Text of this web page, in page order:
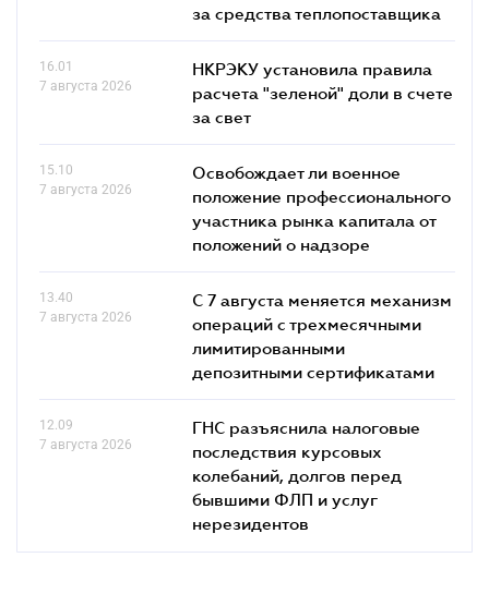
за средства теплопоставщика
16.01
7 августа 2026
НКРЭКУ установила правила
расчета "зеленой" доли в счете
за свет
15.10
7 августа 2026
Освобождает ли военное
положение профессионального
участника рынка капитала от
положений о надзоре
13.40
7 августа 2026
С 7 августа меняется механизм
операций с трехмесячными
лимитированными
депозитными сертификатами
12.09
7 августа 2026
ГНС разъяснила налоговые
последствия курсовых
колебаний, долгов перед
бывшими ФЛП и услуг
нерезидентов